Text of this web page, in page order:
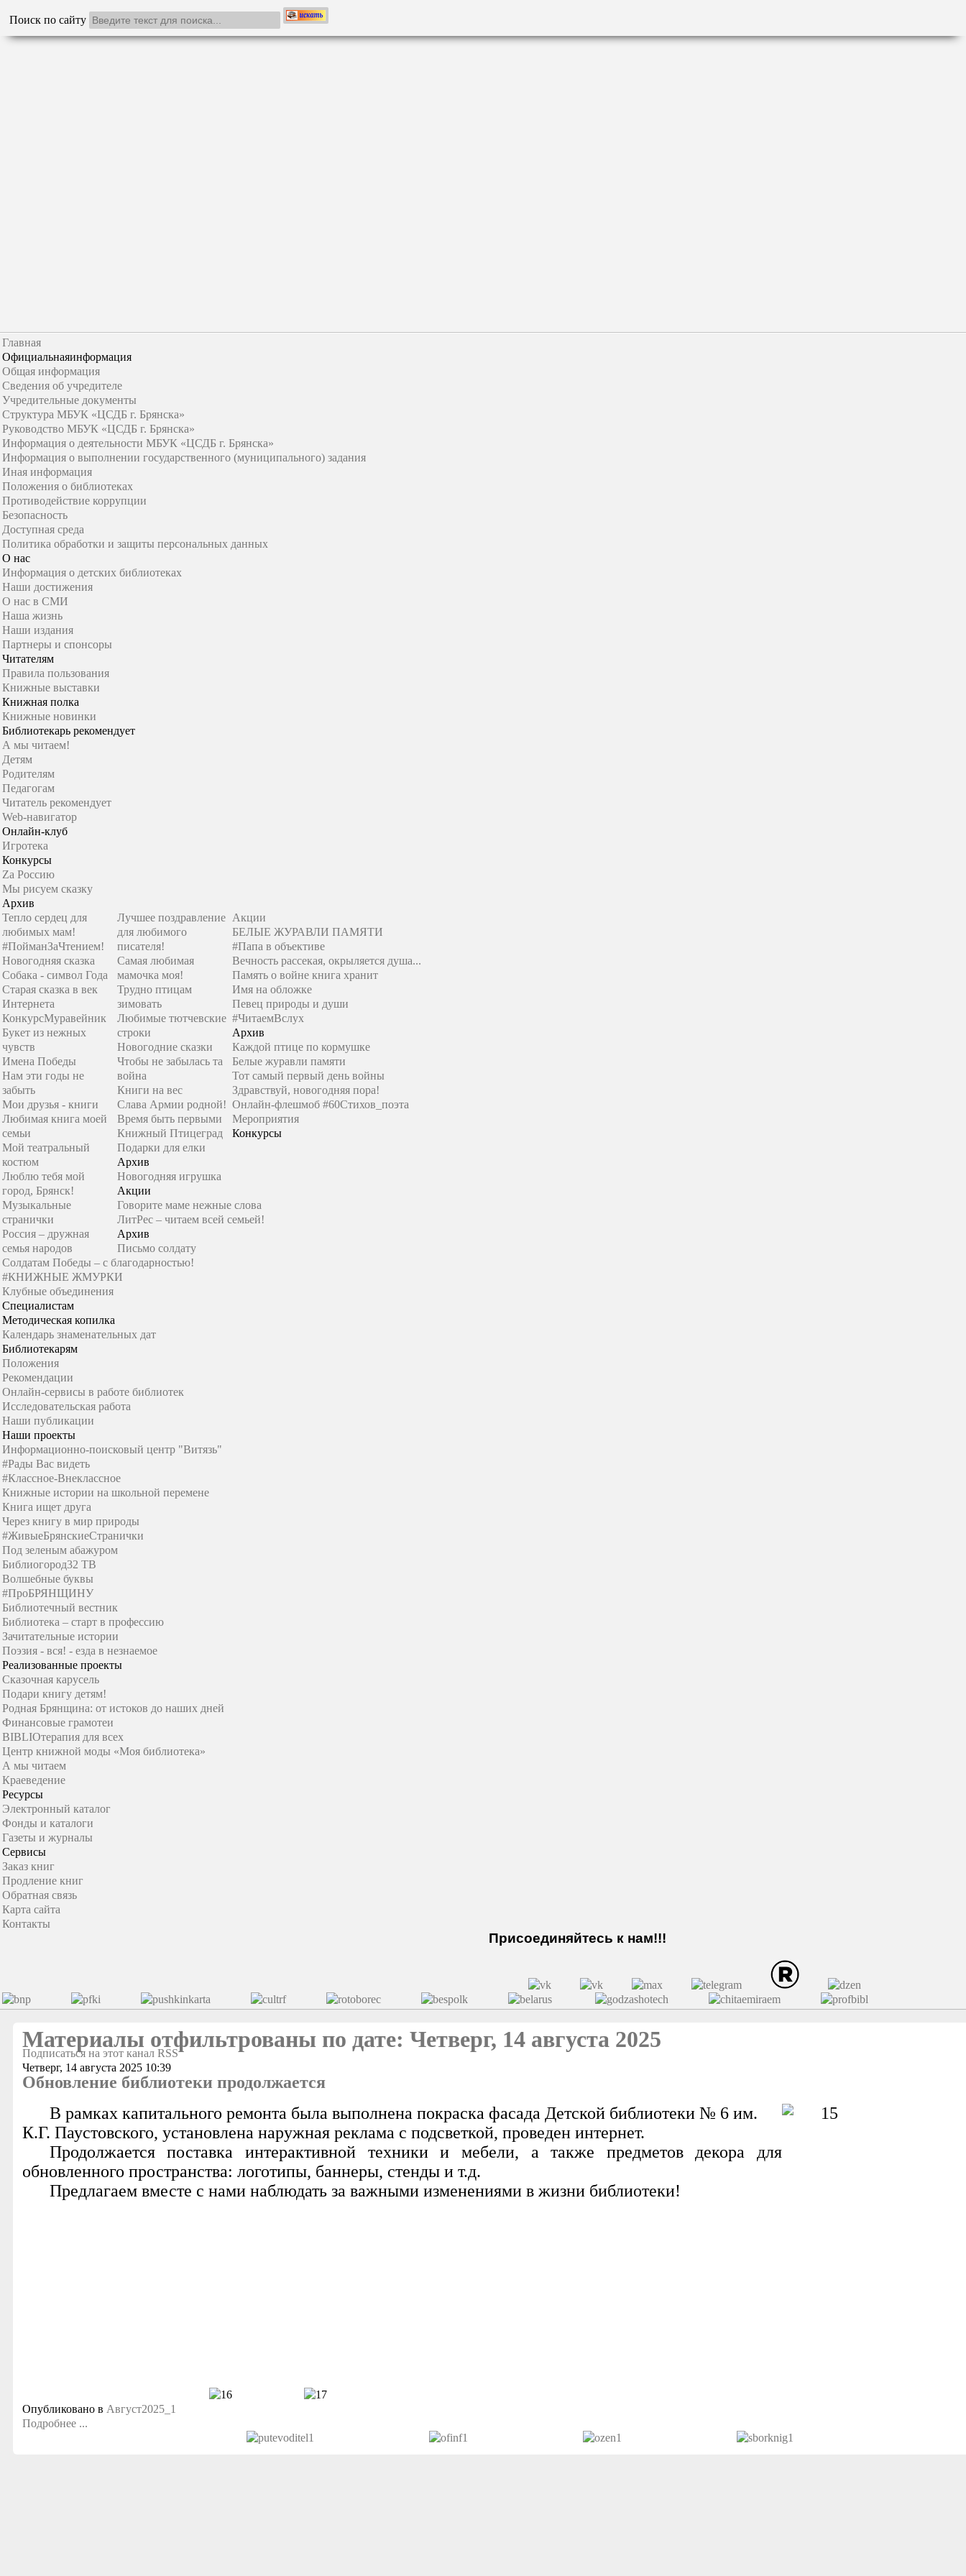
Поиск по сайту
Главная
Официальнаяинформация
Общая информация
Сведения об учредителе
Учредительные документы
Структура МБУК «ЦСДБ г. Брянска»
Руководство МБУК «ЦСДБ г. Брянска»
Информация о деятельности МБУК «ЦСДБ г. Брянска»
Информация о выполнении государственного (муниципального) задания
Иная информация
Положения о библиотеках
Противодействие коррупции
Безопасность
Доступная среда
Политика обработки и защиты персональных данных
О нас
Информация о детских библиотеках
Наши достижения
О нас в СМИ
Наша жизнь
Наши издания
Партнеры и спонсоры
Читателям
Правила пользования
Книжные выставки
Книжная полка
Книжные новинки
Библиотекарь рекомендует
А мы читаем!
Детям
Родителям
Педагогам
Читатель рекомендует
Web-навигатор
Онлайн-клуб
Игротека
Конкурсы
Zа Россию
Мы рисуем сказку
Архив
Тепло сердец для
любимых мам!
#ПойманЗаЧтением!
Новогодняя сказка
Собака - символ Года
Старая сказка в век
Интернета
КонкурсМуравейник
Букет из нежных
чувств
Имена Победы
Нам эти годы не
забыть
Мои друзья - книги
Любимая книга моей
семьи
Мой театральный
костюм
Люблю тебя мой
город, Брянск!
Музыкальные
странички
Россия – дружная
семья народов
Лучшее поздравление
для любимого
писателя!
Самая любимая
мамочка моя!
Трудно птицам
зимовать
Любимые тютчевские
строки
Новогодние сказки
Чтобы не забылась та
война
Книги на вес
Слава Армии родной!
Время быть первыми
Книжный Птицеград
Акции
БЕЛЫЕ ЖУРАВЛИ ПАМЯТИ
#Папа в объективе
Вечность рассекая, окрыляется душа...
Память о войне книга хранит
Имя на обложке
Певец природы и души
#ЧитаемВслух
Архив
Каждой птице по кормушке
Белые журавли памяти
Тот самый первый день войны
Здравствуй, новогодняя пора!
Онлайн-флешмоб #60Стихов_поэта
Мероприятия
Конкурсы
Подарки для елки
Архив
Новогодняя игрушка
Акции
Говорите маме нежные слова
ЛитРес – читаем всей семьей!
Архив
Письмо солдату
Солдатам Победы – с благодарностью!
#КНИЖНЫЕ ЖМУРКИ
Клубные объединения
Специалистам
Методическая копилка
Календарь знаменательных дат
Библиотекарям
Положения
Рекомендации
Онлайн-сервисы в работе библиотек
Исследовательская работа
Наши публикации
Наши проекты
Информационно-поисковый центр "Витязь"
#Рады Вас видеть
#Классное-Внеклассное
Книжные истории на школьной перемене
Книга ищет друга
Через книгу в мир природы
#ЖивыеБрянскиеСтранички
Под зеленым абажуром
Библиогород32 ТВ
Волшебные буквы
#ПроБРЯНЩИНУ
Библиотечный вестник
Библиотека – старт в профессию
Зачитательные истории
Поэзия - вся! - езда в незнаемое
Реализованные проекты
Сказочная карусель
Подари книгу детям!
Родная Брянщина: от истоков до наших дней
Финансовые грамотеи
BIBLIOтерапия для всех
Центр книжной моды «Моя библиотека»
А мы читаем
Краеведение
Ресурсы
Электронный каталог
Фонды и каталоги
Газеты и журналы
Сервисы
Заказ книг
Продление книг
Обратная связь
Карта сайта
Контакты
Присоединяйтесь к нам!!!
Материалы отфильтрованы по дате: Четверг, 14 августа 2025
Подписаться на этот канал RSS
Четверг, 14 августа 2025 10:39
Обновление библиотеки продолжается
В рамках капитального ремонта была выполнена покраска фасада Детской библиотеки № 6 им.
К.Г. Паустовского, установлена наружная реклама с подсветкой, проведен интернет.
Продолжается поставка интерактивной техники и мебели, а также предметов декора для
обновленного пространства: логотипы, баннеры, стенды и т.д.
Предлагаем вместе с нами наблюдать за важными изменениями в жизни библиотеки!
Опубликовано в Август2025_1
Подробнее ...